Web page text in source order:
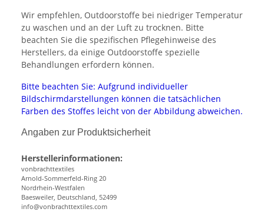
Wir empfehlen, Outdoorstoffe bei niedriger Temperatur
zu waschen und an der Luft zu trocknen. Bitte
beachten Sie die spezifischen Pflegehinweise des
Herstellers, da einige Outdoorstoffe spezielle
Behandlungen erfordern können.
Bitte beachten Sie: Aufgrund individueller
Bildschirmdarstellungen können die tatsächlichen
Farben des Stoffes leicht von der Abbildung abweichen.
Angaben zur Produktsicherheit
Herstellerinformationen:
vonbrachttextiles
Arnold-Sommerfeld-Ring 20
Nordrhein-Westfalen
Baesweiler, Deutschland, 52499
info@vonbrachttextiles.com